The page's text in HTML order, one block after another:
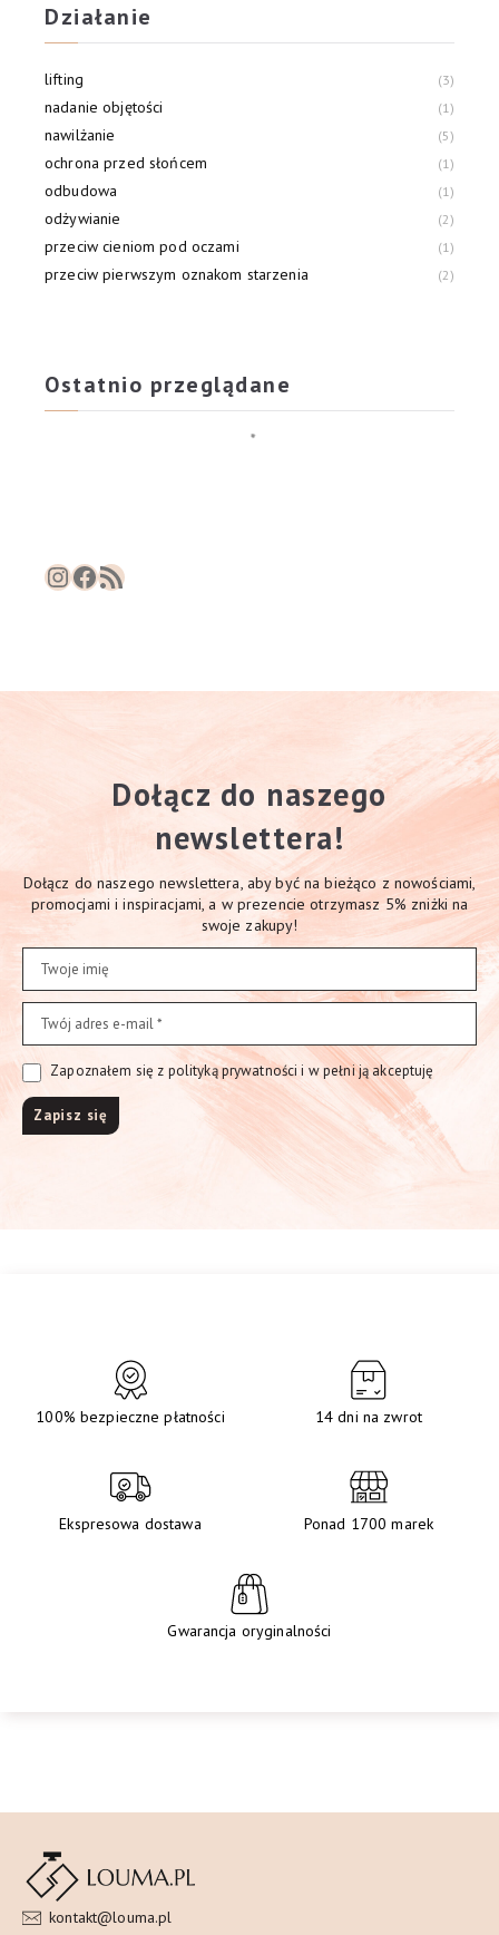
Działanie
lifting 3
nadanie objętości 1
nawilżanie 5
ochrona przed słońcem 1
odbudowa 1
odżywianie 2
przeciw cieniom pod oczami 1
przeciw pierwszym oznakom starzenia 2
Ostatnio przeglądane
InstagramFacebook RSS Feed
Dołącz do naszego
newslettera!
Dołącz do naszego newslettera, aby być na bieżąco z nowościami,
promocjami i inspiracjami, a w prezencie otrzymasz 5% zniżki na
swoje zakupy!
Zapoznałem się z polityką prywatności i w pełni ją akceptuję
100% bezpieczne płatności 14 dni na zwrot
Ekspresowa dostawa Ponad 1700 marek
Gwarancja oryginalności
kontakt@louma.pl